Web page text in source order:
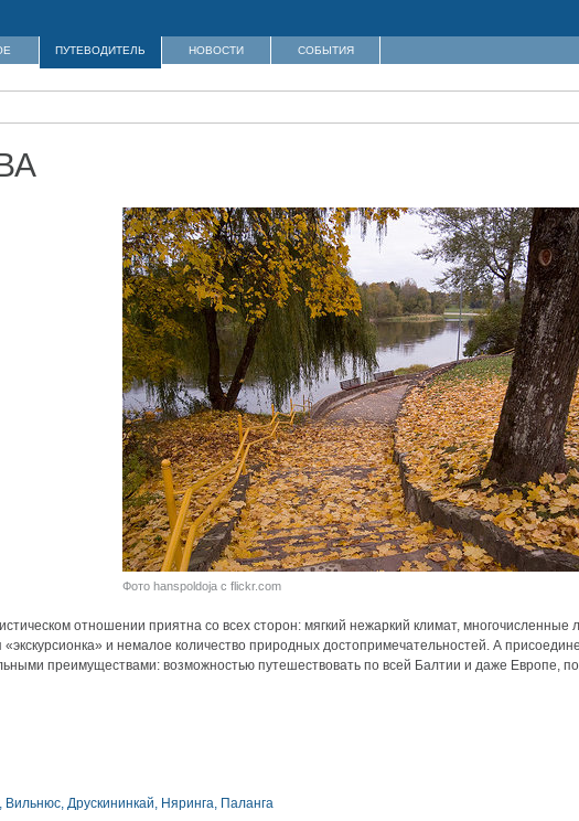
ПУТЕВОДИТЕЛЬ НОВОСТИ СОБЫТИЯ
Фото hanspoldoja с flickr.com
отношении приятна со всех сторон: мягкий нежаркий климат,
«экскурсионка» и немалое количество природных достопримечательностей. А
преимуществами: возможностью путешествовать по всей Балтии и даже Европе,
, Вильнюс, Друскининкай, Няринга, Паланга